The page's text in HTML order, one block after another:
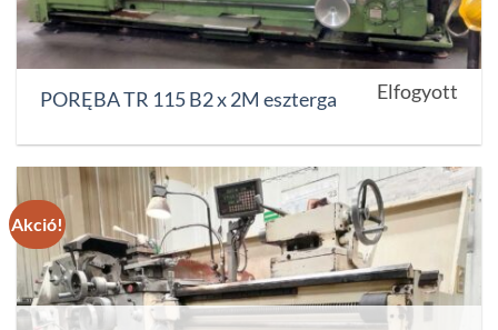
PORĘBA TR 115 B2 x 2M eszterga Elfogyott
Akció!